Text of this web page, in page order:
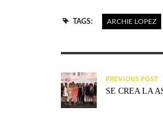
TAGS: ARCHIE LOPEZ
PREVIOUS POST
SE CREA LA